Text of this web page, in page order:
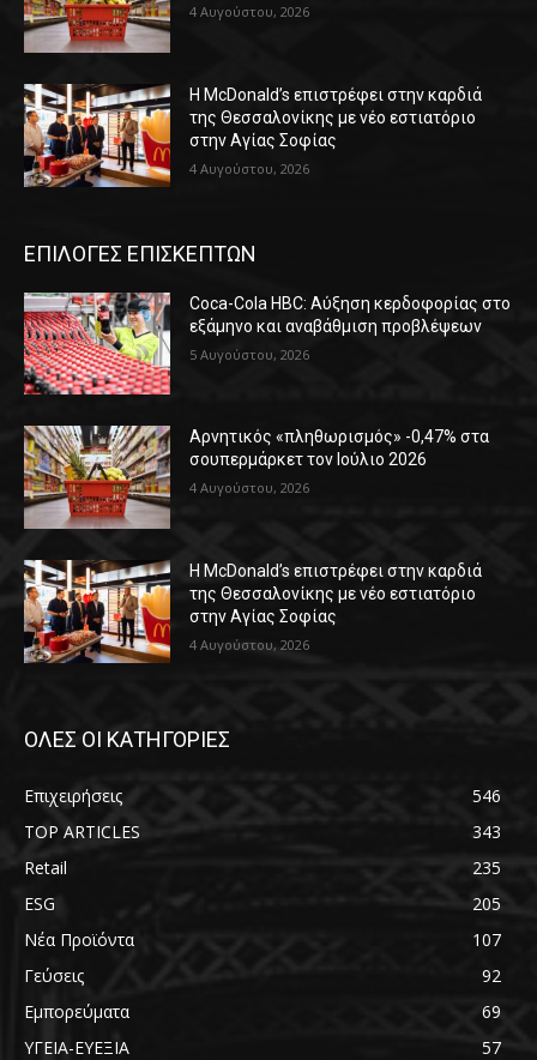
4 Αυγούστου, 2026
Η McDonald’s επιστρέφει στην καρδιά
της Θεσσαλονίκης με νέο εστιατόριο
στην Αγίας Σοφίας
4 Αυγούστου, 2026
ΕΠΙΛΟΓΕΣ ΕΠΙΣΚΕΠΤΩΝ
Coca-Cola HBC: Αύξηση κερδοφορίας στο
εξάμηνο και αναβάθμιση προβλέψεων
5 Αυγούστου, 2026
Αρνητικός «πληθωρισμός» -0,47% στα
σουπερμάρκετ τον Ιούλιο 2026
4 Αυγούστου, 2026
Η McDonald’s επιστρέφει στην καρδιά
της Θεσσαλονίκης με νέο εστιατόριο
στην Αγίας Σοφίας
4 Αυγούστου, 2026
ΟΛΕΣ ΟΙ ΚΑΤΗΓΟΡΙΕΣ
Επιχειρήσεις
546
TOP ARTICLES
343
Retail
235
ESG
205
Νέα Προϊόντα
107
Γεύσεις
92
Εμπορεύματα
69
ΥΓΕΙΑ-ΕΥΕΞΙΑ
57